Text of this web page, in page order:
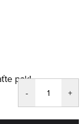
pak!